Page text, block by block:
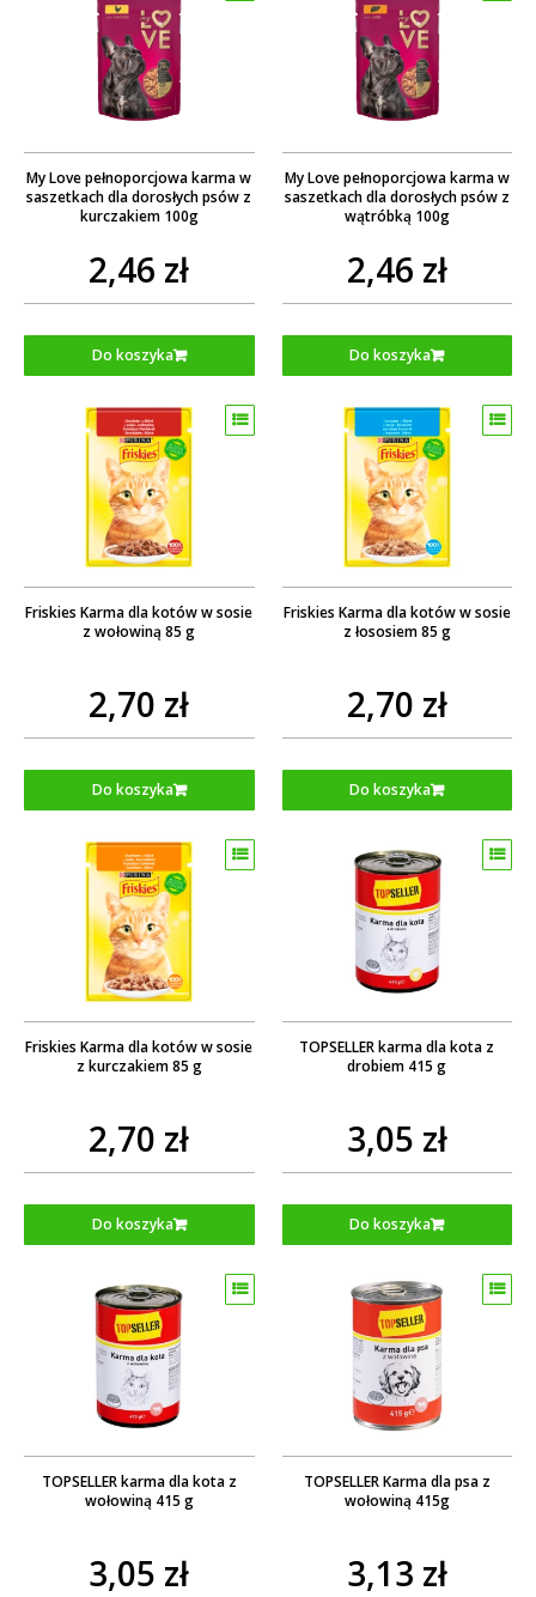
My Love pełnoporcjowa karma w
saszetkach dla dorosłych psów z
kurczakiem 100g
2,46 zł
Do koszyka
My Love pełnoporcjowa karma w
saszetkach dla dorosłych psów z
wątróbką 100g
2,46 zł
Do koszyka
Friskies Karma dla kotów w sosie
z wołowiną 85 g
2,70 zł
Do koszyka
Friskies Karma dla kotów w sosie
z łososiem 85 g
2,70 zł
Do koszyka
Friskies Karma dla kotów w sosie
z kurczakiem 85 g
2,70 zł
Do koszyka
TOPSELLER karma dla kota z
drobiem 415 g
3,05 zł
Do koszyka
TOPSELLER karma dla kota z
wołowiną 415 g
3,05 zł
TOPSELLER Karma dla psa z
wołowiną 415g
3,13 zł